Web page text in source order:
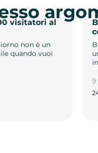
visitatori al
non è un
quando vuoi
9